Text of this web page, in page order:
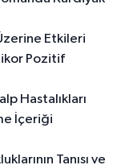
Etkileri
Pozitif
Hastalıkları
İçeriği
Tanısı ve